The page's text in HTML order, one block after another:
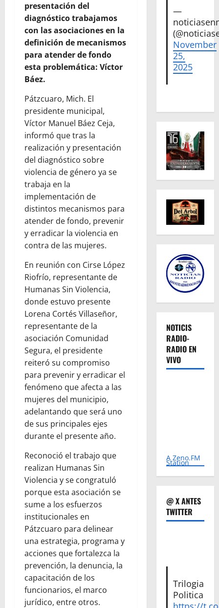
presentación del
diagnóstico trabajamos
con las asociaciones en la
definición de mecanismos
para atender de fondo
esta problemática: Víctor
Báez.
Pátzcuaro, Mich. El
presidente municipal,
Víctor Manuel Báez Ceja,
informó que tras la
realización y presentación
del diagnóstico sobre
violencia de género ya se
trabaja en la
implementación de
distintos mecanismos para
atender de fondo, prevenir
y erradicar la violencia en
contra de las mujeres.
En reunión con Cirse López
Riofrío, representante de
Humanas Sin Violencia,
donde estuvo presente
Lorena Cortés Villaseñor,
representante de la
asociación Comunidad
Segura, el presidente
reiteró su compromiso
para prevenir y erradicar el
fenómeno que afecta a las
mujeres del municipio,
adelantando que será uno
de sus principales ejes
durante el presente año.
Reconoció el trabajo que
realizan Humanas Sin
Violencia y se congratuló
porque esta asociación se
sume a los esfuerzos
institucionales en
Pátzcuaro para delinear
una estrategia, programa y
acciones que fortalezca la
prevención, la denuncia, la
capacitación de los
funcionarios, el marco
jurídico, entre otros.
—
November
25,
2025
NOTICIS
RADIO-
RADIO EN
VIVO
A Zeno.FM
Station
@ X ANTES
TWITTER
Trilogia
Politica